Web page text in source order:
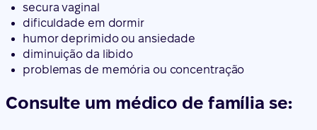
secura vaginal
dificuldade em dormir
humor deprimido ou ansiedade
diminuição da libido
problemas de memória ou concentração
Consulte um médico de família se: